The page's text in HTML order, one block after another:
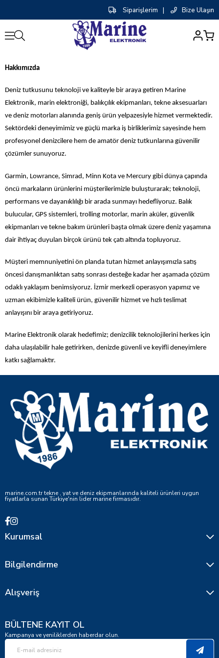
Siparişlerim | Bize Ulaşın
Hakkımızda
Deniz tutkusunu teknoloji ve kaliteyle bir araya getiren Marine
Elektronik, marin elektroniği, balıkçılık ekipmanları, tekne aksesuarları
ve deniz motorları alanında geniş ürün yelpazesiyle hizmet vermektedir.
Sektördeki deneyimimiz ve güçlü marka iş birliklerimiz sayesinde hem
profesyonel denizcilere hem de amatör deniz tutkunlarına güvenilir
çözümler sunuyoruz.
Garmin, Lowrance, Simrad, Minn Kota ve Mercury gibi dünya çapında
öncü markaların ürünlerini müşterilerimizle buluşturarak; teknoloji,
performans ve dayanıklılığı bir arada sunmayı hedefliyoruz. Balık
bulucular, GPS sistemleri, trolling motorlar, marin aküler, güvenlik
ekipmanları ve tekne bakım ürünleri başta olmak üzere deniz yaşamına
dair ihtiyaç duyulan birçok ürünü tek çatı altında topluyoruz.
Müşteri memnuniyetini ön planda tutan hizmet anlayışımızla satış
öncesi danışmanlıktan satış sonrası desteğe kadar her aşamada çözüm
odaklı yaklaşım benimsiyoruz. İzmir merkezli operasyon yapımız ve
uzman ekibimizle kaliteli ürün, güvenilir hizmet ve hızlı teslimat
anlayışını bir araya getiriyoruz.
Marine Elektronik olarak hedefimiz; denizcilik teknolojilerini herkes için
daha ulaşılabilir hale getirirken, denizde güvenli ve keyifli deneyimlere
katkı sağlamaktır.
marine.com.tr tekne , yat ve deniz ekipmanlarında kaliteli ürünleri uygun
fiyatlarla sunan Türkiye'nin lider marine firmasıdır.
Kurumsal
Bilgilendirme
Alışveriş
BÜLTENE KAYIT OL
Kampanya ve yeniliklerden haberdar olun.